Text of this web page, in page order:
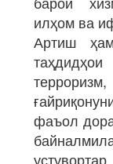
илҳом ва
Артиш
фаъол